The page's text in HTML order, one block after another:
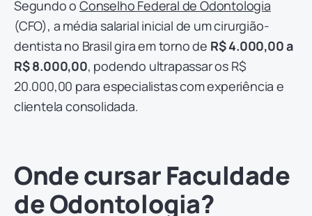
Segundo oConselho Federal de Odontologia
(CFO), a média salarial inicial de um cirurgião-
dentista no Brasil gira em torno de R$ 4.000,00 a
R$ 8.000,00, podendo ultrapassar os R$
20.000,00 para especialistas com experiência e
clientela consolidada.
Onde cursar Faculdade
de Odontologia?